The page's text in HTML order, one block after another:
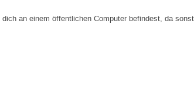
an einem öffentlichen Computer befindest, da